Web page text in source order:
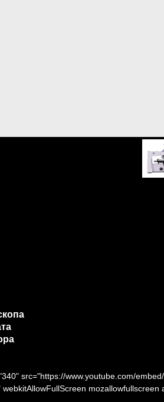
src="https://www.youtube.com/
mozallowfullscreen